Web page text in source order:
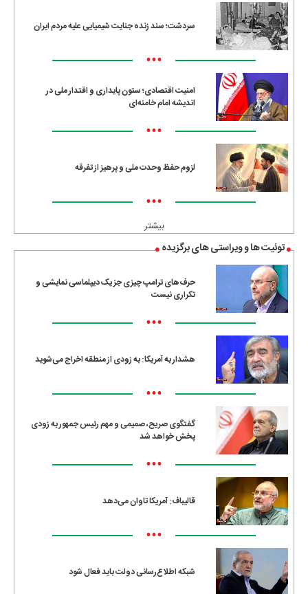
سردشت؛ سند زنده جنایت شیمیایی علیه مردم ایران
•••
امنیت اقتصادی؛ ستون پایداری و اقتدار ملی در
اندیشه امام خامنه‌ای
•••
لزوم حفظ وحدت ملی و پرهیز از تفرقه
•••
بیشتر
توئیت ها و ویراستی های برگزیده
حرف‌های ترامپ چیزی جز یک دیپلماسی نمایشی و
تکراری نیست
•••
هشدار به آمریکا: به زودی از منطقه اخراج می‌شوید
•••
گفتگوی صریح، صمیمی و مهم رئیس جمهور به زودی
پخش خواهد شد
•••
قالیباف: آمریکا تاوان می‌دهد
•••
شبکه اطلاع‌رسانی دولت باید فعال شود